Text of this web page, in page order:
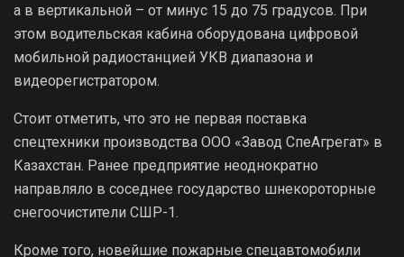
а в вертикальной – от минус 15 до 75 градусов. При
этом водительская кабина оборудована цифровой
мобильной радиостанцией УКВ диапазона и
видеорегистратором.
Стоит отметить, что это не первая поставка
спецтехники производства ООО «Завод СпеАгрегат» в
Казахстан. Ранее предприятие неоднократно
направляло в соседнее государство шнекороторные
снегоочистители СШР-1.
Кроме того, новейшие пожарные спецавтомобили